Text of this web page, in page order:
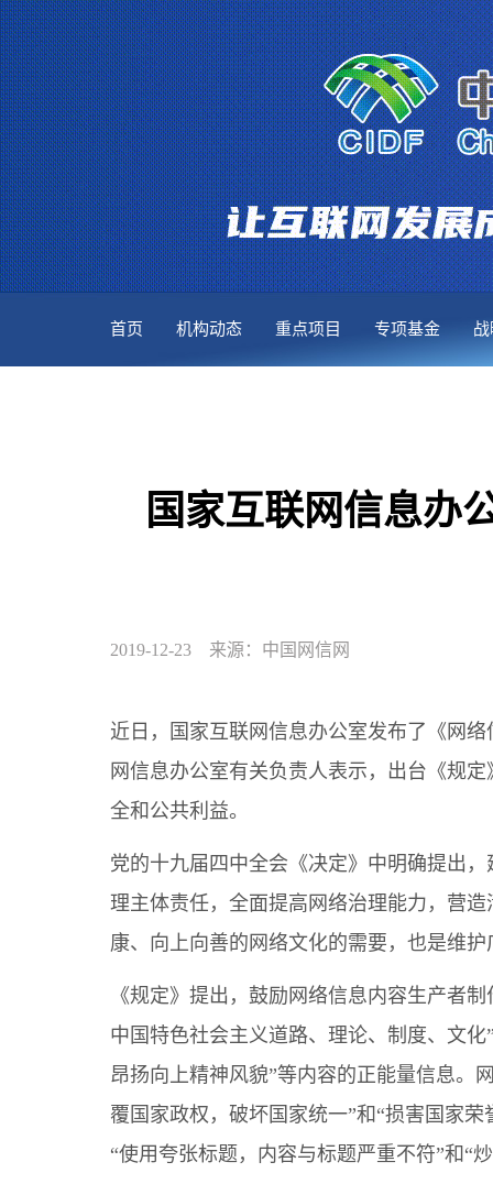
首页 机构动态 重点项目 专项基金
国家互联网信息办
2019-12-23 来源：中国网信网
近日，国家互联网信息办公室发布了《网
网信息办公室有关负责人表示，出台《规
全和公共利益。
党的十九届四中全会《决定》中明确提出
理主体责任，全面提高网络治理能力，营
康、向上向善的网络文化的需要，也是维
《规定》提出，鼓励网络信息内容生产者
中国特色社会主义道路、理论、制度、文
昂扬向上精神风貌”等内容的正能量信息。
覆国家政权，破坏国家统一”和“损害国家
“使用夸张标题，内容与标题严重不符”和“